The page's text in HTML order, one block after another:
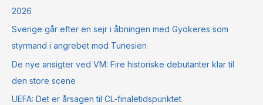
2026
Sverige går efter en sejr i åbningen med Gyökeres som
styrmand i angrebet mod Tunesien
De nye ansigter ved VM: Fire historiske debutanter klar til
den store scene
UEFA: Det er årsagen til CL-finaletidspunktet